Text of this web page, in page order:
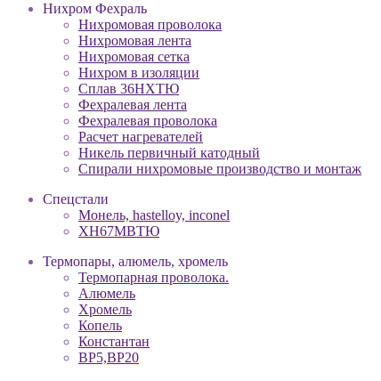
Нихром Фехраль
Нихромовая проволока
Нихромовая лента
Нихромовая сетка
Нихром в изоляции
Сплав 36НХТЮ
Фехралевая лента
Фехралевая проволока
Расчет нагревателей
Никель первичный катодный
Спирали нихромовые производство и монтаж
Спецстали
Монель, hastelloy, inconel
ХН67МВТЮ
Термопары, алюмель, хромель
Термопарная проволока.
Алюмель
Хромель
Копель
Константан
ВР5,ВР20